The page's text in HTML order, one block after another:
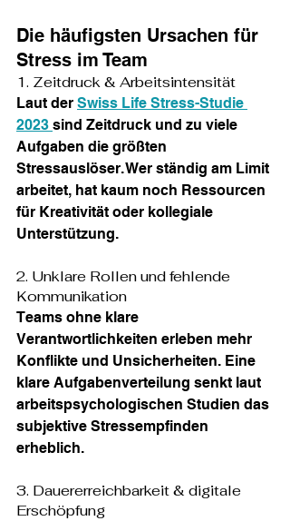
Die häufigsten Ursachen für
Stress im Team
1. Zeitdruck & Arbeitsintensität
Laut der Swiss Life Stress-Studie
2023 sind Zeitdruck und zu viele
Aufgaben die größten
Stressauslöser. Wer ständig am Limit
arbeitet, hat kaum noch Ressourcen
für Kreativität oder kollegiale
Unterstützung.
2. Unklare Rollen und fehlende
Kommunikation
Teams ohne klare
Verantwortlichkeiten erleben mehr
Konflikte und Unsicherheiten. Eine
klare Aufgabenverteilung senkt laut
arbeitspsychologischen Studien das
subjektive Stressempfinden
erheblich.
3. Dauererreichbarkeit & digitale
Erschöpfung